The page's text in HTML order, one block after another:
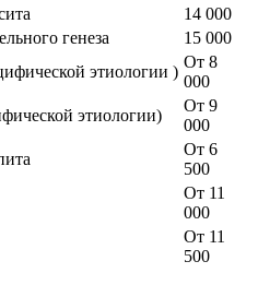
14 000
генеза
15 000
этиологии )
От 8
000
этиологии)
От 9
000
От 6
500
От 11
000
От 11
500